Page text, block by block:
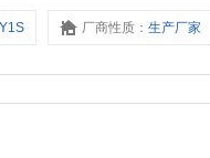
市内涝的发生。防洪减灾
厂商性质：生产厂家